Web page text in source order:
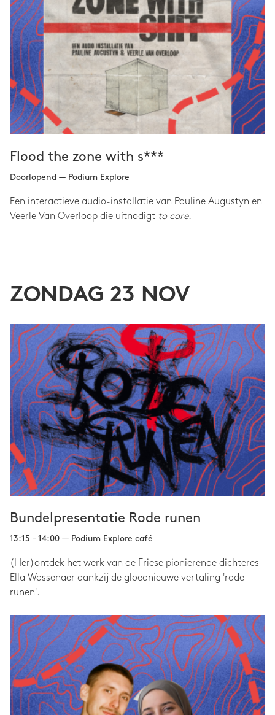
Flood the zone with s***
Doorlopend — Podium Explore
Een interactieve audio-installatie van Pauline Augustyn en
Veerle Van Overloop die uitnodigt to care.
ZONDAG 23 NOV
Bundelpresentatie Rode runen
13:15 - 14:00 — Podium Explore café
(Her)ontdek het werk van de Friese pionierende dichteres
Ella Wassenaer dankzij de gloednieuwe vertaling 'rode
runen'.